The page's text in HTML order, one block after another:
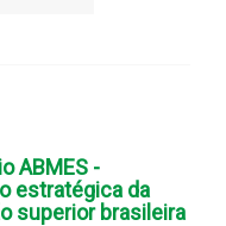
ABMES -
estratégica da
superior brasileira